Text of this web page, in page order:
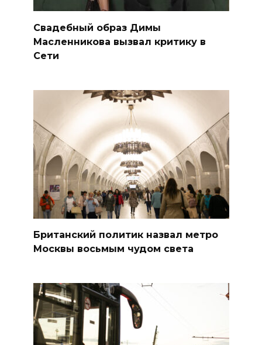
Свадебный образ Димы
Масленникова вызвал критику в
Сети
Британский политик назвал метро
Москвы восьмым чудом света